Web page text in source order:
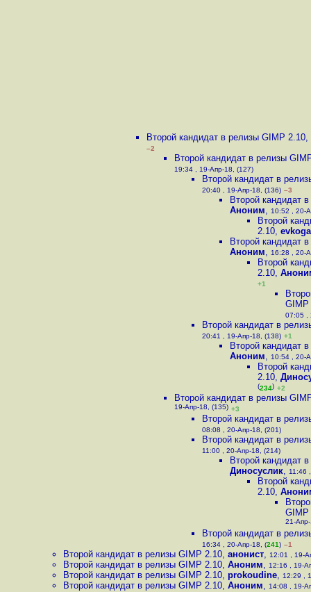
Второй кандидат в релизы GIMP 2.10,
–2
Второй кандидат в релизы
19:34 , 19-Апр-18, (127)
Второй кандидат в
20:40 , 19-Апр-18, (136) –3
Второй кандидат
Аноним, 10:52 , 20-
Второй
2.10,
Второй кандидат
Аноним, 16:28 , 20-
Второй
2.10,
+1
GIMP
07:05 ,
Второй кандидат в
20:41 , 19-Апр-18, (138) +1
Второй кандидат
Аноним, 10:54 , 20-
Второй
2.10,
(234) +2
Второй кандидат в релизы
19-Апр-18, (135) +3
Второй кандидат в
08:08 , 20-Апр-18, (201)
Второй кандидат в
11:00 , 20-Апр-18, (214)
Второй кандидат
Диносуслик, 11:46
Второй
2.10,
GIMP
21-
Второй кандидат в
16:34 , 20-Апр-18, (241) –1
Второй кандидат в релизы GIMP 2.10, анонист, 12:01 , 19-
Второй кандидат в релизы GIMP 2.10, Аноним, 12:16 , 19-
Второй кандидат в релизы GIMP 2.10, prokoudine, 12:29 ,
Второй кандидат в релизы GIMP 2.10, Аноним, 14:08 , 19-